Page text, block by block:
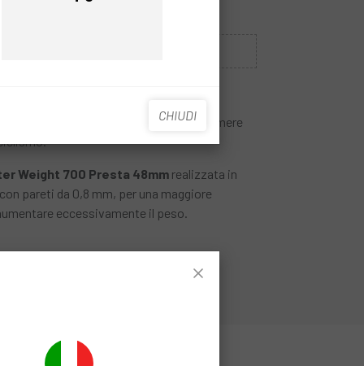
Prezzo
CHIUDI
la migliore selezione di copertoni e camere
Weight 700 Presta 48mm realizzata in
pareti da 0,8 mm, per una maggiore
eccessivamente il peso.